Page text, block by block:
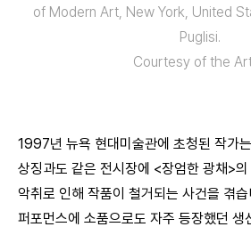
of Modern Art, New York, United
Puglisi.
Courtesy of the
1997년 뉴욕 현대미술관에 초청된 작가
상징과도 같은 전시장에 <장엄한 광채>
악취로 인해 작품이 철거되는 사건을 겪습
퍼포먼스에 소품으로도 자주 등장했던 생